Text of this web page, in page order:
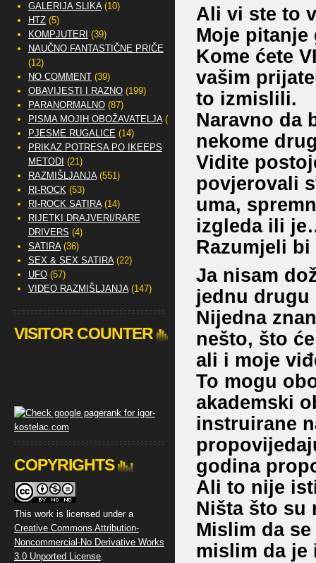
Ali vi ste to
Moje pitanje
Kome ćete
vašim
to izmislili.
Naravno da
nekome
Vidite
povjerovali
uma,
izgleda ili
Razumjeli bi
Ja nisam
jednu drugu
Nijedna
nešto, što
ali i moje
To mogu
akademski
instruirane
godina
Ali to nije
Ništa što su
Mislim da
mislim da je
GALERIJA SLIKA(10)
HTZ(5)
KOMPJUTERI (39)
NAUČNO FANTASTIČNE PRIČE
(12)
NO COMMENT(39)
OBAVIJESTI I RAZNO(199)
PARANORMALNO(87)
PISMA MOJIH OBOŽAVATELJA(2)
PJESME RUGALICE (14)
PRIKAZ POTRESA PO IKEEPS
METODI (21)
RAZMIŠLJANJA(551)
RI-ROCK(53)
RI-ROCK SATIRA(14)
RIJETKI DRAJVERI/RARE
DRIVERS (4)
SATIRA(36)
SEX & SEX SATIRA(22)
UFO(57)
VIDEO RAZMIŠLJANJA(147)
VISITOR COUNTER
COPYRIGHTS
This work is licensed under a
Creative Commons Attribution-
Noncommercial-No Derivative Works
3.0 Unported License.